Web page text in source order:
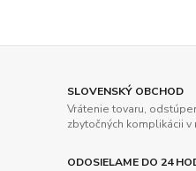
SLOVENSKÝ OBCHOD
Vrátenie tovaru,
zbytočných komplikácii v
ODOSIELAME DO 24